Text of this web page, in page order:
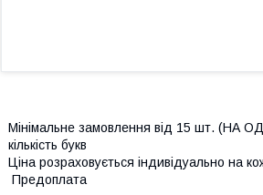
Мінімальне замовлення від 15 шт. (НА
кількість букв
Ціна розраховується індивідуально на
Предоплата